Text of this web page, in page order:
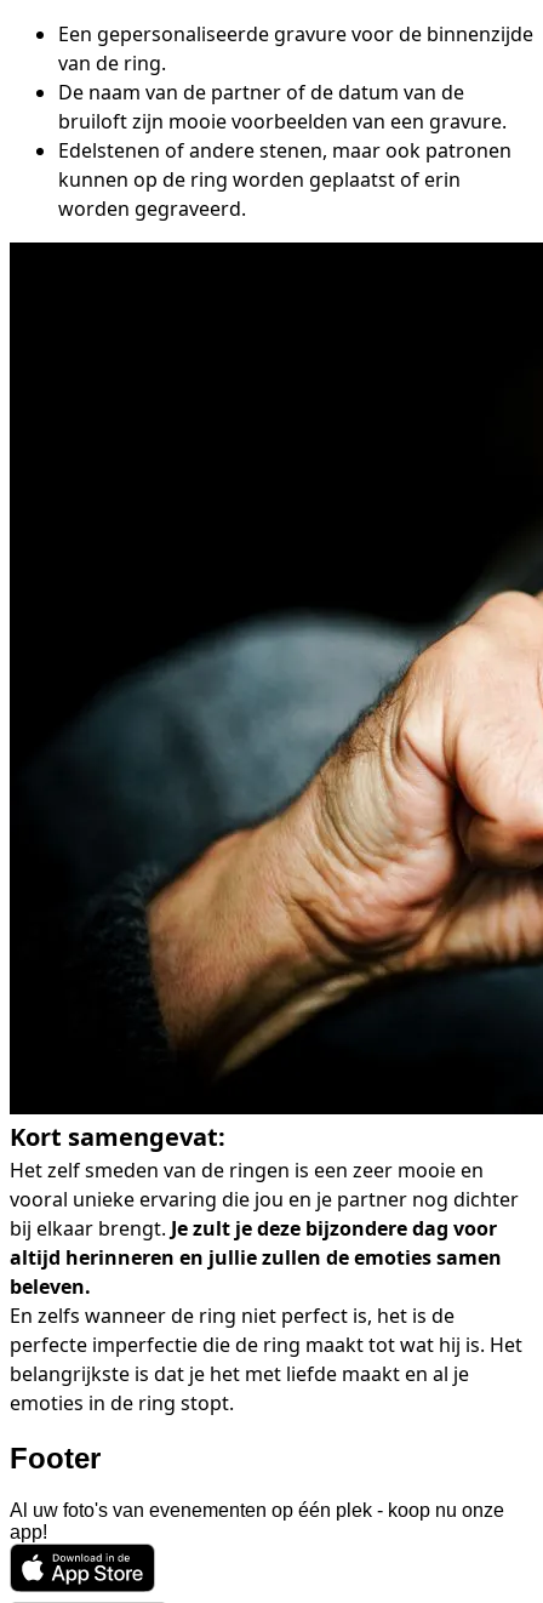
Een gepersonaliseerde gravure voor de binnenzijde
van de ring.
De naam van de partner of de datum van de
bruiloft zijn mooie voorbeelden van een gravure.
Edelstenen of andere stenen, maar ook patronen
kunnen op de ring worden geplaatst of erin
worden gegraveerd.
Kort samengevat:
Het zelf smeden van de ringen is een zeer mooie en
vooral unieke ervaring die jou en je partner nog dichter
bij elkaar brengt. Je zult je deze bijzondere dag voor
altijd herinneren en jullie zullen de emoties samen
beleven.
En zelfs wanneer de ring niet perfect is, het is de
perfecte imperfectie die de ring maakt tot wat hij is. Het
belangrijkste is dat je het met liefde maakt en al je
emoties in de ring stopt.
Footer
Al uw foto's van evenementen op één plek - koop nu onze
app!